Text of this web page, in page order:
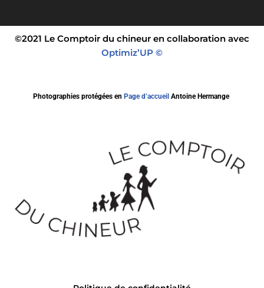
©2021 Le Comptoir du chineur en collaboration avec
Optimiz’UP ©
Photographies protégées en Page d’accueil Antoine Hermange